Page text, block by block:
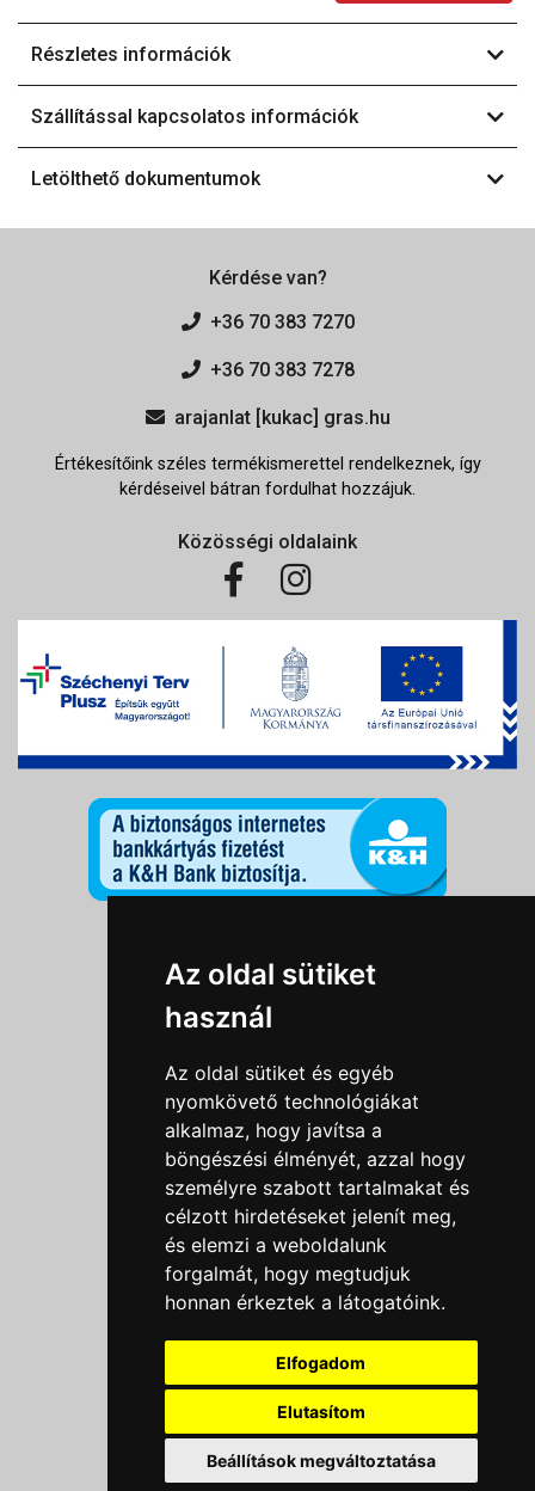
Az oldal sütiket
használ
Az oldal sütiket és egyéb
nyomkövető technológiákat
alkalmaz, hogy javítsa a
böngészési élményét, azzal hogy
személyre szabott tartalmakat és
célzott hirdetéseket jelenít meg,
és elemzi a weboldalunk
forgalmát, hogy megtudjuk
honnan érkeztek a látogatóink.
Elfogadom
Elutasítom
Beállítások megváltoztatása
Részletes információk
Szállítással kapcsolatos információk
Letölthető dokumentumok
Kérdése van?
+36 70 383 7270
+36 70 383 7278
arajanlat [kukac] gras.hu
Értékesítőink széles termékismerettel rendelkeznek, így
kérdéseivel bátran fordulhat hozzájuk.
Közösségi oldalaink
Információk
Általános szerződési feltételek
Impresszum
Nyereményjáték szabály
Outlet nap nyereményjáték szabályzat
Süti beállítások
Menü
Ajánlatkérés
Szakmai tippek / Újdonságok
Kapcsolat
Letölthető katalógusok
Rólunk
Szállítás